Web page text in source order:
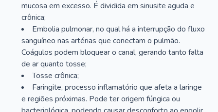
mucosa em excesso. É dividida em sinusite aguda e
crônica;
Embolia pulmonar, no qual há a interrupção do fluxo
sanguíneo nas artérias que conectam o pulmão.
Coágulos podem bloquear o canal, gerando tanto falta
de ar quanto tosse;
Tosse crônica;
Faringite, processo inflamatório que afeta a laringe
e regiões próximas. Pode ter origem fúngica ou